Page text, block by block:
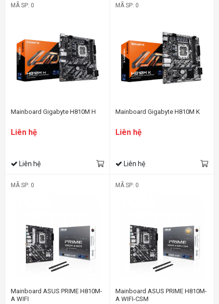
MÃ SP: 0
Mainboard Gigabyte H810M H
Liên hệ
Liên hệ
MÃ SP: 0
Mainboard Gigabyte H810M K
Liên hệ
Liên hệ
MÃ SP: 0
Mainboard ASUS PRIME H810M-
A WIFI
MÃ SP: 0
Mainboard ASUS PRIME H810M-
A WIFI-CSM